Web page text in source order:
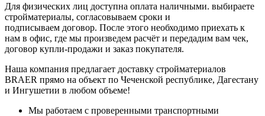
Для физических лиц доступна оплата наличными. выбираете
стройматериалы, согласовываем сроки и
подписываем договор. После этого необходимо приехать к
нам в офис, где мы произведем расчёт и передадим вам чек,
договор купли-продажи и заказ покупателя.
Наша компания предлагает доставку стройматериалов
BRAER прямо на объект по Чеченской республике, Дагестану
и Ингушетии в любом объеме!
Мы работаем с проверенными транспортными